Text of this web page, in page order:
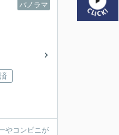
パノラマ
やコンビニが